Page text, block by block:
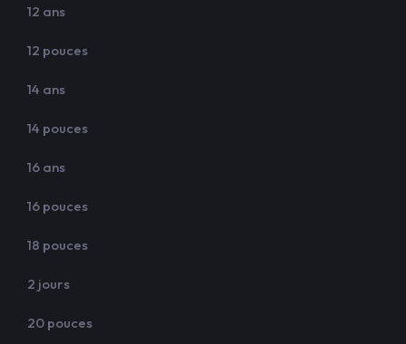
12 ans
12 pouces
14 ans
14 pouces
16 ans
16 pouces
18 pouces
2 jours
20 pouces